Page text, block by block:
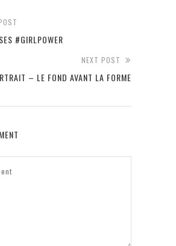
#GIRLPOWER
NEXT POST
– LE FOND AVANT LA FORME